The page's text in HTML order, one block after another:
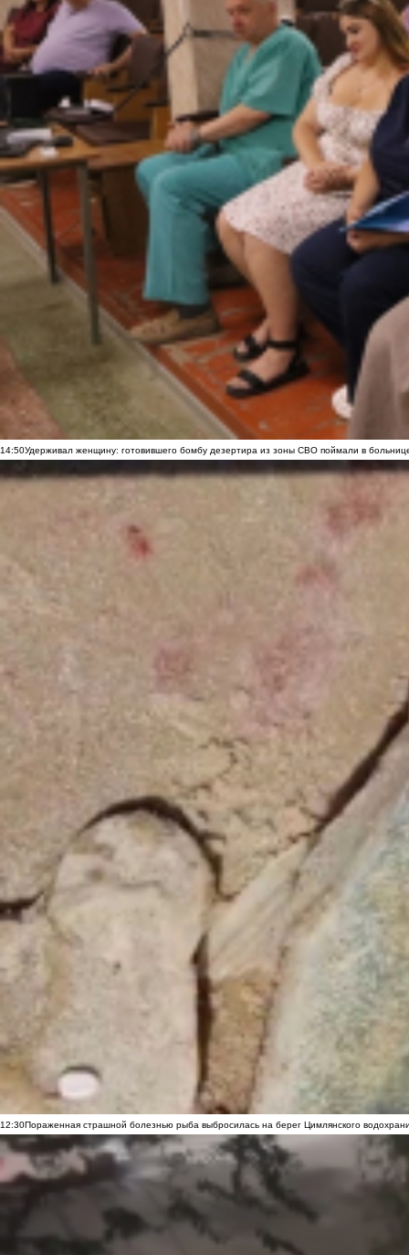
14:50Удерживал женщину: готовившего бомбу дезертира из зоны СВО поймали в
12:30Пораженная страшной болезнью рыба выбросилась на берег Цимлянского